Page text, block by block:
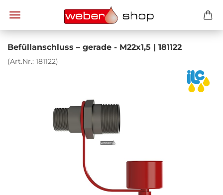
Be­füll­an­schluss – ge­ra­de - M22x1,5 | 181122
(Art.Nr.: 181122)